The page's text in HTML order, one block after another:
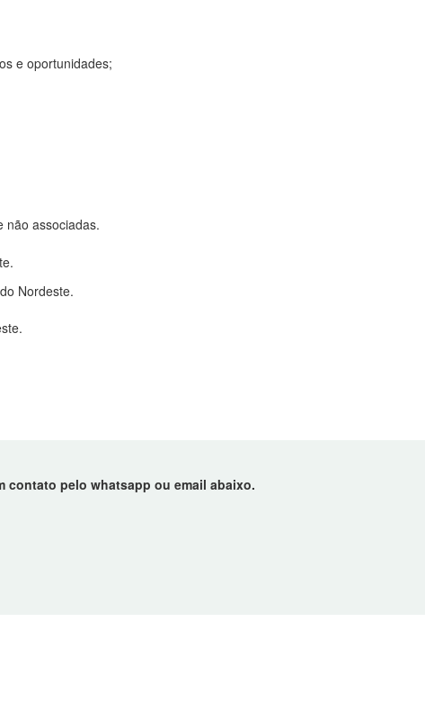
e oportunidades;
não associadas.
Nordeste.
contato pelo whatsapp ou email abaixo.